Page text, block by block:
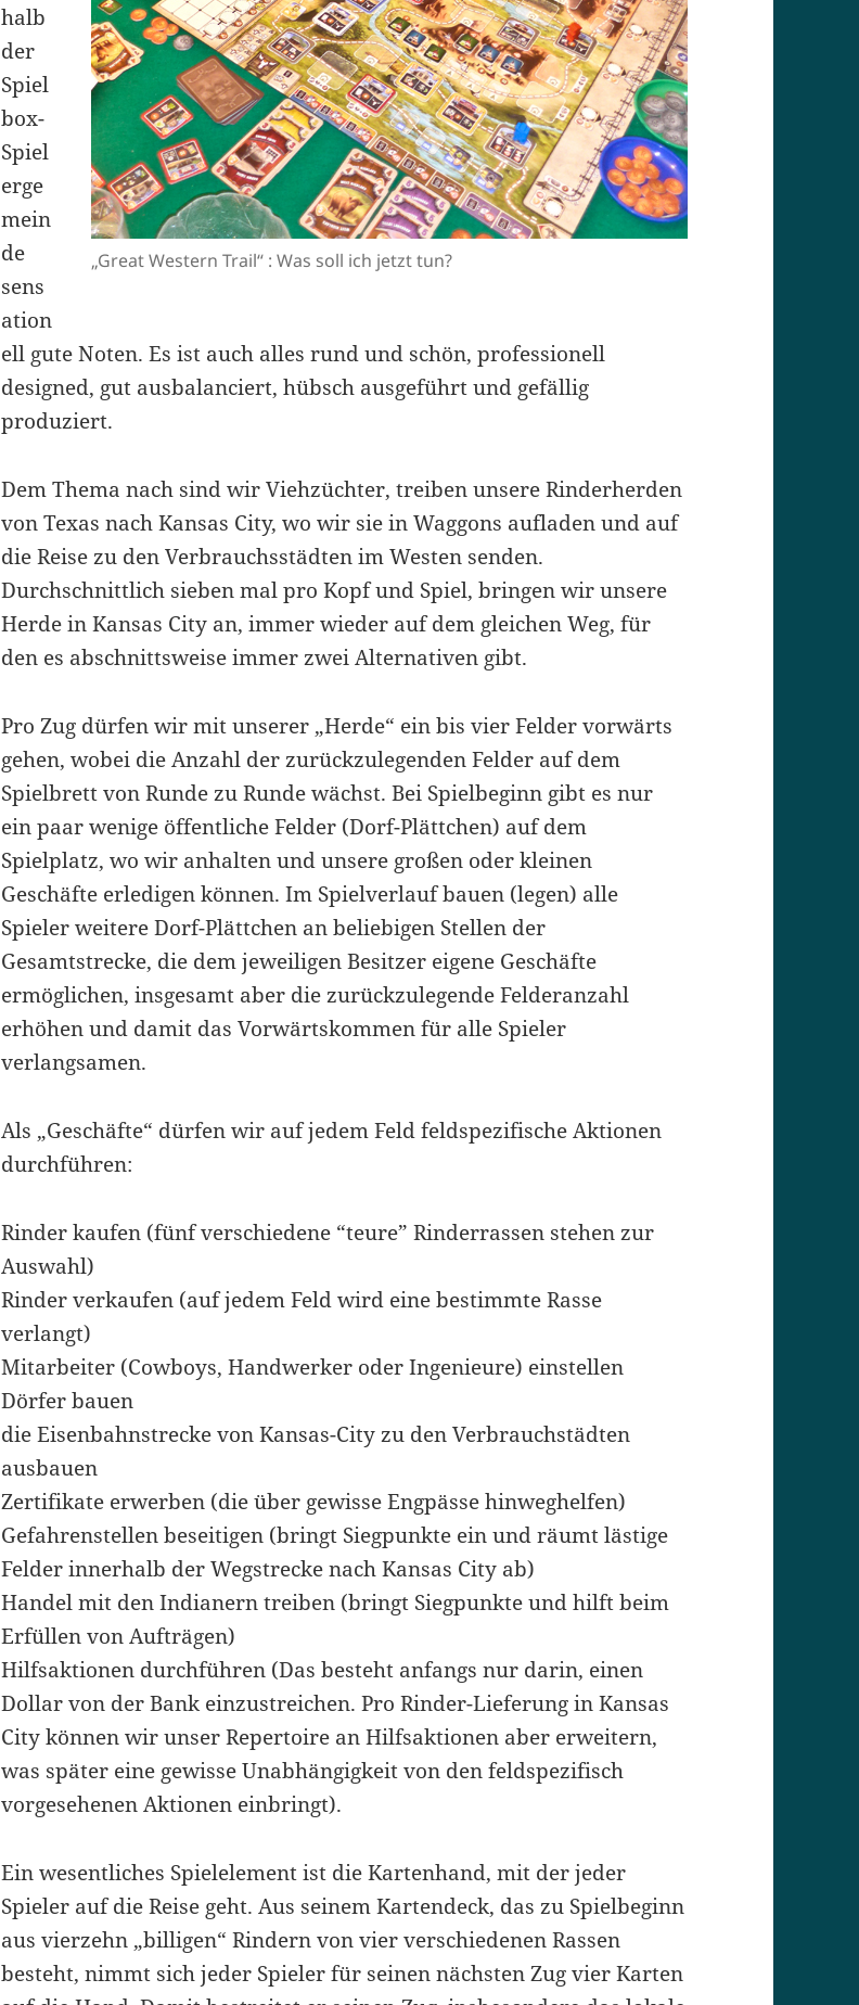
„Great Western Trail“ : Was soll ich jetzt tun?
halb
der
Spiel
box-
Spiel
erge
mein
de
sens
ation
ell gute Noten. Es ist auch alles rund und schön, professionell
designed, gut ausbalanciert, hübsch ausgeführt und gefällig
produziert.
Dem Thema nach sind wir Viehzüchter, treiben unsere Rinderherden
von Texas nach Kansas City, wo wir sie in Waggons aufladen und auf
die Reise zu den Verbrauchsstädten im Westen senden.
Durchschnittlich sieben mal pro Kopf und Spiel, bringen wir unsere
Herde in Kansas City an, immer wieder auf dem gleichen Weg, für
den es abschnittsweise immer zwei Alternativen gibt.
Pro Zug dürfen wir mit unserer „Herde“ ein bis vier Felder vorwärts
gehen, wobei die Anzahl der zurückzulegenden Felder auf dem
Spielbrett von Runde zu Runde wächst. Bei Spielbeginn gibt es nur
ein paar wenige öffentliche Felder (Dorf-Plättchen) auf dem
Spielplatz, wo wir anhalten und unsere großen oder kleinen
Geschäfte erledigen können. Im Spielverlauf bauen (legen) alle
Spieler weitere Dorf-Plättchen an beliebigen Stellen der
Gesamtstrecke, die dem jeweiligen Besitzer eigene Geschäfte
ermöglichen, insgesamt aber die zurückzulegende Felderanzahl
erhöhen und damit das Vorwärtskommen für alle Spieler
verlangsamen.
Als „Geschäfte“ dürfen wir auf jedem Feld feldspezifische Aktionen
durchführen:
Rinder kaufen (fünf verschiedene “teure” Rinderrassen stehen zur
Auswahl)
Rinder verkaufen (auf jedem Feld wird eine bestimmte Rasse
verlangt)
Mitarbeiter (Cowboys, Handwerker oder Ingenieure) einstellen
Dörfer bauen
die Eisenbahnstrecke von Kansas-City zu den Verbrauchstädten
ausbauen
Zertifikate erwerben (die über gewisse Engpässe hinweghelfen)
Gefahrenstellen beseitigen (bringt Siegpunkte ein und räumt lästige
Felder innerhalb der Wegstrecke nach Kansas City ab)
Handel mit den Indianern treiben (bringt Siegpunkte und hilft beim
Erfüllen von Aufträgen)
Hilfsaktionen durchführen (Das besteht anfangs nur darin, einen
Dollar von der Bank einzustreichen. Pro Rinder-Lieferung in Kansas
City können wir unser Repertoire an Hilfsaktionen aber erweitern,
was später eine gewisse Unabhängigkeit von den feldspezifisch
vorgesehenen Aktionen einbringt).
Ein wesentliches Spielelement ist die Kartenhand, mit der jeder
Spieler auf die Reise geht. Aus seinem Kartendeck, das zu Spielbeginn
aus vierzehn „billigen“ Rindern von vier verschiedenen Rassen
besteht, nimmt sich jeder Spieler für seinen nächsten Zug vier Karten